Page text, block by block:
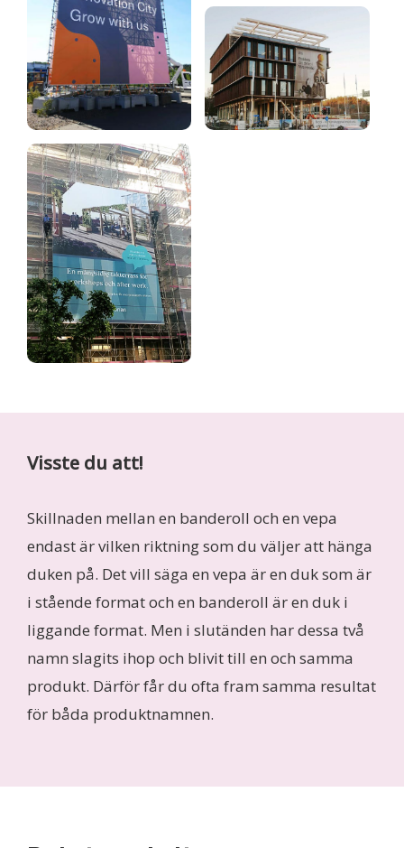
Visste du att!
Skillnaden mellan en banderoll och en vepa
endast är vilken riktning som du väljer att hänga
duken på. Det vill säga en vepa är en duk som är
i stående format och en banderoll är en duk i
liggande format. Men i slutänden har dessa två
namn slagits ihop och blivit till en och samma
produkt. Därför får du ofta fram samma resultat
för båda produktnamnen.